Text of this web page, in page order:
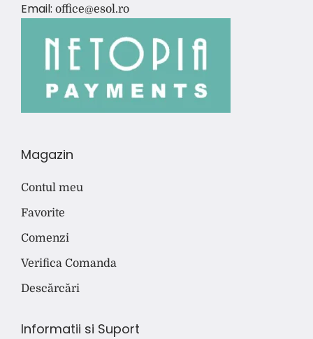
Email: office@esol.ro
Magazin
Contul meu
Favorite
Comenzi
Verifica Comanda
Descărcări
Informatii si Suport